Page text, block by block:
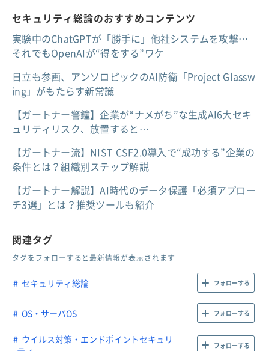
セキュリティ総論のおすすめコンテンツ
実験中のChatGPTが「勝手に」他社システムを攻撃…
それでもOpenAIが“得をする”ワケ
日立も参画、アンソロピックのAI防衛「Project Glassw
ing」がもたらす新常識
【ガートナー警鐘】企業が“ナメがち”な生成AI6大セキ
ュリティリスク、放置すると…
【ガートナー流】NIST CSF2.0導入で“成功する”企業の
条件とは？組織別ステップ解説
【ガートナー解説】AI時代のデータ保護「必須アプロー
チ3選」とは？推奨ツールも紹介
関連タグ
タグをフォローすると最新情報が表示されます
セキュリティ総論 フォローする
OS・サーバOS フォローする
ウイルス対策・エンドポイントセキュリ
フォローする